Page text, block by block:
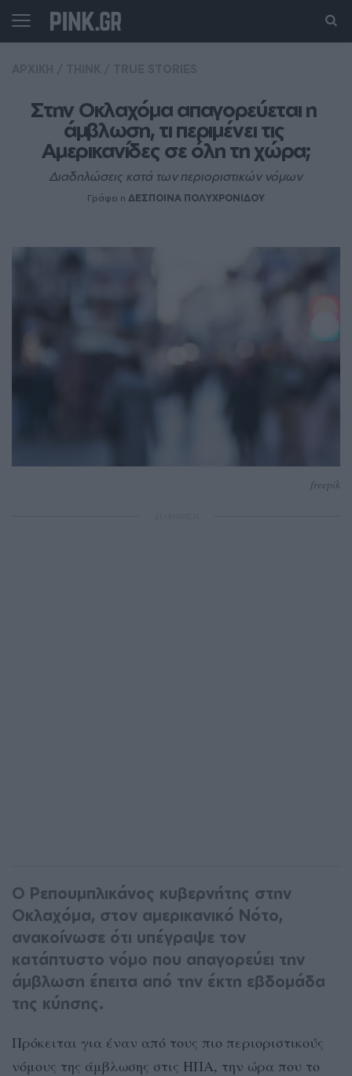
Στην Οκλαχόμα απαγορεύεται η
άμβλωση, τι περιμένει τις
Αμερικανίδες σε όλη τη χώρα;
Διαδηλώσεις κατά των περιοριστικών νόμων
Γράφει η ΔΕΣΠΟΙΝΑ ΠΟΛΥΧΡΟΝΙΔΟΥ
freepik
Ο Ρεπουμπλικάνος κυβερνήτης στην
Οκλαχόμα, στον αμερικανικό Νότο,
ανακοίνωσε ότι υπέγραψε τον
κατάπτυστο νόμο που απαγορεύει την
άμβλωση έπειτα από την έκτη εβδομάδα
της κύησης.
Πρόκειται για έναν από τους πιο περιοριστικούς
νόμους της άμβλωσης στις ΗΠΑ, την ώρα που το